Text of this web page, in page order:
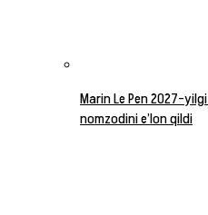
Marin Le Pen 2027-
nomzodini e’lon qildi